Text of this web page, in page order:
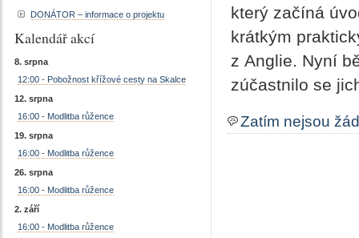
který začíná
krátkým
z Anglie. Nyní
zúčastnilo se
Zatím nejsou
DONÁTOR – informace o projektu
Kalendář akcí
8. srpna
12:00 - Pobožnost křížové cesty na Skalce
12. srpna
16:00 - Modlitba růžence
19. srpna
16:00 - Modlitba růžence
26. srpna
16:00 - Modlitba růžence
2. září
16:00 - Modlitba růžence